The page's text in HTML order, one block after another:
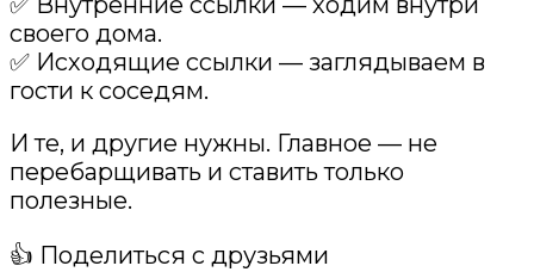
своего дома.
✅ Исходящие ссылки — заглядываем в
гости к соседям.
И те, и другие нужны. Главное — не
перебарщивать и ставить только
полезные.
👍 Поделиться с друзьями